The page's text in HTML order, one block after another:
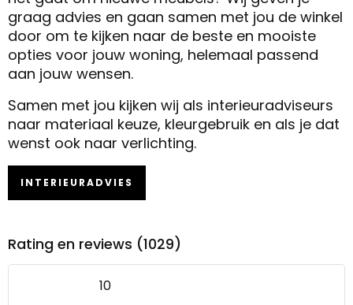
graag advies en gaan samen met jou de winkel
door om te kijken naar de beste en mooiste
opties voor jouw woning, helemaal passend
aan jouw wensen.
Samen met jou kijken wij als interieuradviseurs
naar materiaal keuze, kleurgebruik en als je dat
wenst ook naar verlichting.
INTERIEURADVIES
Rating en reviews (1029)
10